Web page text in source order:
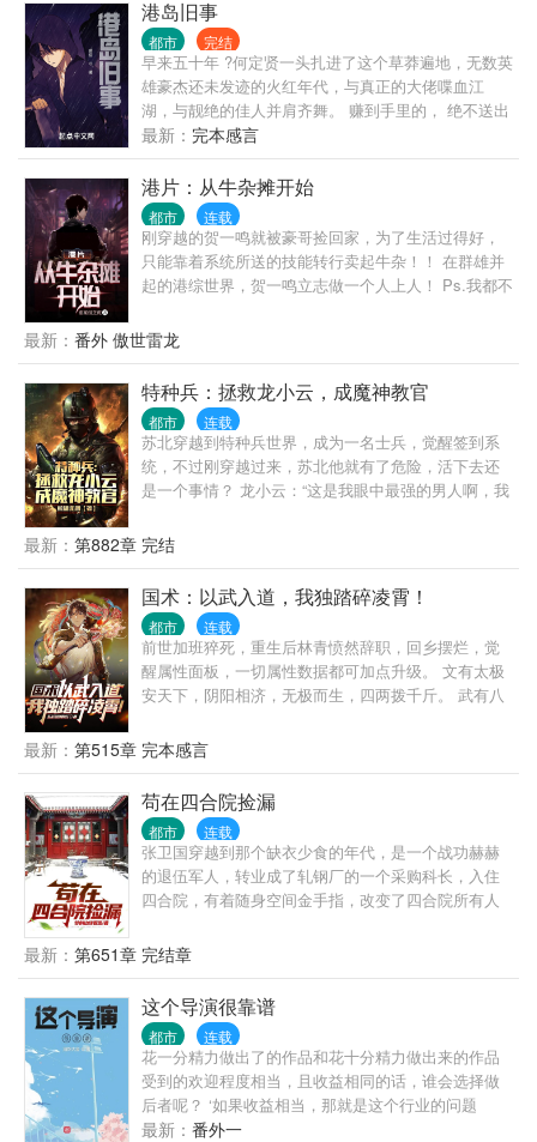
港岛旧事
都市 完结
早来五十年 ?何定贤一头扎进了这个草莽遍地，无数英
雄豪杰还未发迹的火红年代，与真正的大佬喋血江
湖，与靓绝的佳人并肩齐舞。 赚到手里的， 绝不送出
去！
最新： 完本感言
港片：从牛杂摊开始
都市 连载
刚穿越的贺一鸣就被豪哥捡回家，为了生活过得好，
只能靠着系统所送的技能转行卖起牛杂！！ 在群雄并
起的港综世界，贺一鸣立志做一个人上人！ Ps.我都不
最新： 番外 傲世雷龙
特种兵：拯救龙小云，成魔神教官
都市 连载
苏北穿越到特种兵世界，成为一名士兵，觉醒签到系
统，不过刚穿越过来，苏北他就有了危险，活下去还
是一个事情？ 龙小云：“这是我眼中最强的男人啊，我
冷锋：“这射击距离，这还是人吗？我要认当我的大
哥...” 何志军：“千万不能让这小子退役...” 多年后，外
国一听到是苏北，连打都不打了，立即撤退.. 苏北的
故事可以用传奇来形容了。
最新： 第882章 完结
国术：以武入道，我独踏碎凌霄！
都市 连载
前世加班猝死，重生后林青愤然辞职，回乡摆烂，觉
醒属性面板，一切属性数据都可加点升级。 文有太极
安天下，阴阳相济，无极而生，四两拨千斤。 武有八
金刚功+长寿功=炁体源流！ 被誉为术之尽头的炁体源
流练至满级，可洗尽铅华，化身成圣！ 八卦掌，形意
拳，心意把，武当三十六功…… 当原本想回村摆烂的
林青走上了一条探究生命终极形态的道路之时，才发
现人这一辈子，经历的一切大起大落，全部皆为昙花
一现。
最新： 第515章 完本感言
苟在四合院捡漏
都市 连载
张卫国穿越到那个缺衣少食的年代，是一个战功赫赫
的退伍军人，转业成了轧钢厂的一个采购科长，入住
四合院，有着随身空间金手指，改变了四合院所有人
国在这个动乱的年代，书写自己的传奇！
最新： 第651章 完结章
这个导演很靠谱
都市 连载
花一分精力做出了的作品和花十分精力做出来的作品
受到的欢迎程度相当，且收益相同的话，谁会选择做
后者呢？ ‘如果收益相当，那就是这个行业的问题
了！’——沈长林
最新： 番外一